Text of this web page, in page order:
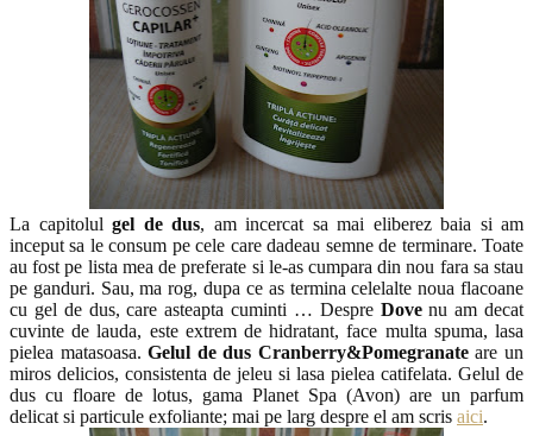
La capitolul gel de dus, am incercat sa mai eliberez baia si am
inceput sa le consum pe cele care dadeau semne de terminare. Toate
au fost pe lista mea de preferate si le-as cumpara din nou fara sa stau
pe ganduri. Sau, ma rog, dupa ce as termina celelalte noua flacoane
cu gel de dus, care asteapta cuminti … Despre Dovenu am decat
cuvinte de lauda, este extrem de hidratant, face multa spuma, lasa
pielea matasoasa.Gelul de dus Cranberry&Pomegranateare un
miros delicios, consistenta de jeleu si lasa pielea catifelata. Gelul de
dus cu floare de lotus, gama Planet Spa (Avon) are un parfum
delicat si particule exfoliante; mai pe larg despre el am scris aici.